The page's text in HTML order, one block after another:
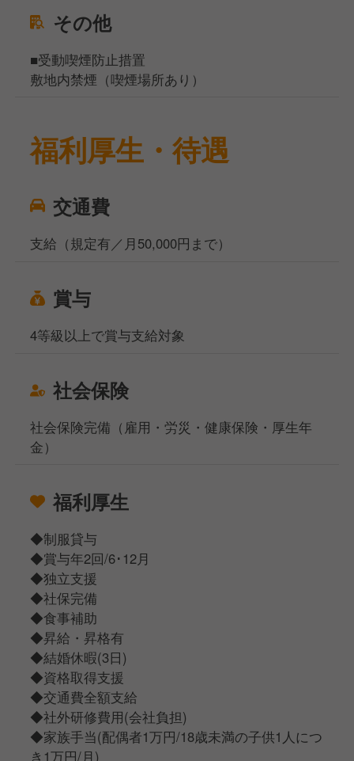
その他
■受動喫煙防止措置
敷地内禁煙（喫煙場所あり）
福利厚生・待遇
交通費
支給（規定有／月50,000円まで）
賞与
4等級以上で賞与支給対象
社会保険
社会保険完備（雇用・労災・健康保険・厚生年
金）
福利厚生
◆制服貸与
◆賞与年2回/6･12月
◆独立支援
◆社保完備
◆食事補助
◆昇給・昇格有
◆結婚休暇(3日)
◆資格取得支援
◆交通費全額支給
◆社外研修費用(会社負担)
◆家族手当(配偶者1万円/18歳未満の子供1人につ
き1万円/月)